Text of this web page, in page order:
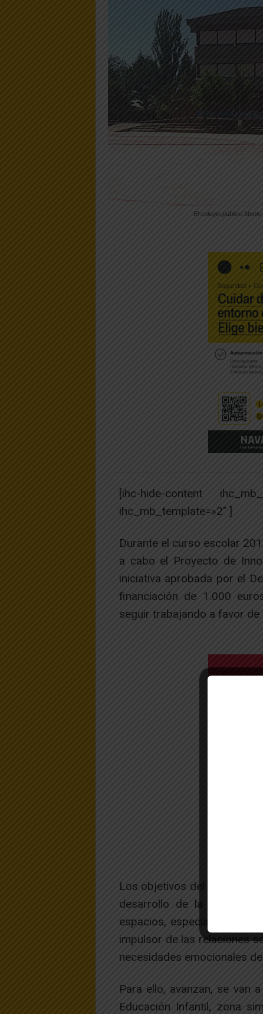
El colegio público
[ihc-hide-content
ihc_mb_template=»2″ ]
Durante el curso escolar
a cabo el Proyecto de
iniciativa aprobada por el
financiación de 1.000
seguir trabajando a favor
Los objetivos del proyecto,
desarrollo de la
espacios, especialmente el
impulsor de las relaciones
necesidades emocionales
Para ello, avanzan, se van
Educación Infantil, zona